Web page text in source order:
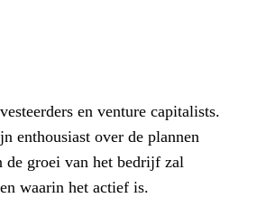
en venture capitalists.
enthousiast over de plannen
de groei van het bedrijf zal
waarin het actief is.